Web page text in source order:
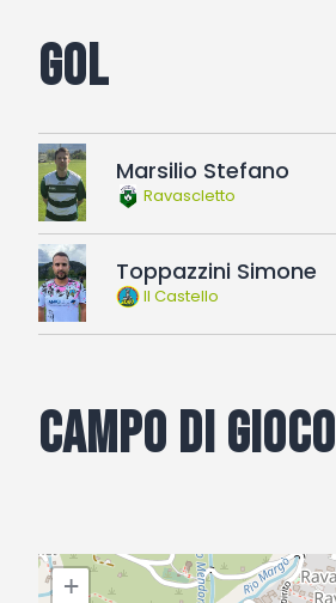
Gol
Marsilio Stefano
Ravascletto
Toppazzini Simone
Il Castello
Campo di gioco
+